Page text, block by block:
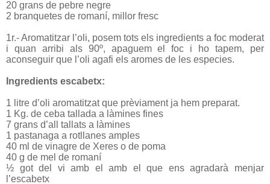
20 grans de pebre negre
2 branquetes de romaní, millor fresc
1r.- Aromatitzar l’oli, posem tots els ingredients a foc moderat
i quan arribi als 90º, apaguem el foc i ho tapem, per
aconseguir que l’oli agafi els aromes de les especies.
Ingredients escabetx:
1 litre d’oli aromatitzat que prèviament ja hem preparat.
1 Kg. de ceba tallada a làmines fines
7 grans d’all tallats a làmines
1 pastanaga a rotllanes amples
40 ml de vinagre de Xeres o de poma
40 g de mel de romaní
½ got del vi amb el amb el que ens agradarà menjar
l’escabetx